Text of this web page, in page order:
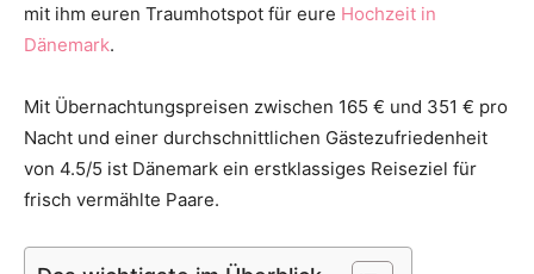
mit ihm euren Traumhotspot für eure Hochzeit in
Dänemark.
Mit Übernachtungspreisen zwischen 165 € und 351 € pro
Nacht und einer durchschnittlichen Gästezufriedenheit
von 4.5/5 ist Dänemark ein erstklassiges Reiseziel für
frisch vermählte Paare.